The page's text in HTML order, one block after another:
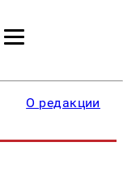
О редакции